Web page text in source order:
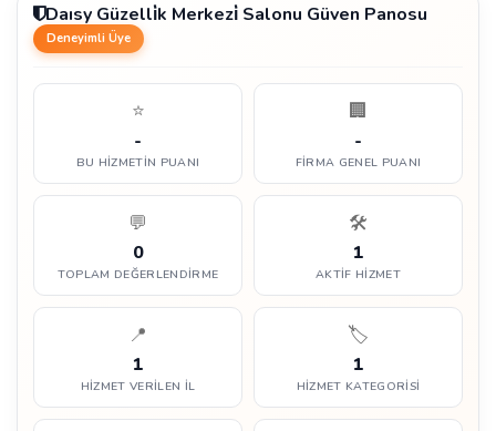
Daısy Güzelli̇k Merkezi̇ Salonu Güven Panosu
Deneyimli Üye
⭐
-
BU HIZMETIN PUANI
🏢
-
FIRMA GENEL PUANI
💬
0
TOPLAM DEĞERLENDIRME
🛠️
1
AKTIF HIZMET
📍
1
HIZMET VERILEN İL
🏷️
1
HIZMET KATEGORISI